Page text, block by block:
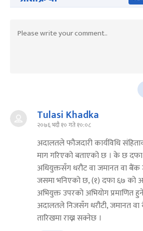
Tulasi Khadka
२०७६ भदौ १० गते १०:०८
अदालतले फौजदारी कार्यविधि
माग गरिएको बताएको छ । के छ दफा
अधियुक्तसँग धरौट वा जमानत वा
जसमा भनिएको छ, (१) दफा ६७ को
अभियुक्त उपरको अभियोग प्रमाणित
अदालतले निजसँग धरौटी, जमानत वा
तारिखमा राख्न सक्नेछ ।